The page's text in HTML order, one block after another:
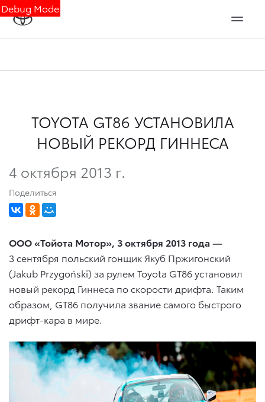
Debug Mode
TOYOTA GT86 УСТАНОВИЛА
НОВЫЙ РЕКОРД ГИННЕСА
4 октября 2013 г.
Поделиться
ООО «Тойота Мотор», 3 октября 2013 года —
3 сентября польский гонщик Якуб Пржигонский
(Jakub Przygoński) за рулем Toyota GT86 установил
новый рекорд Гиннеса по скорости дрифта. Таким
образом, GT86 получила звание самого быстрого
дрифт-кара в мире.